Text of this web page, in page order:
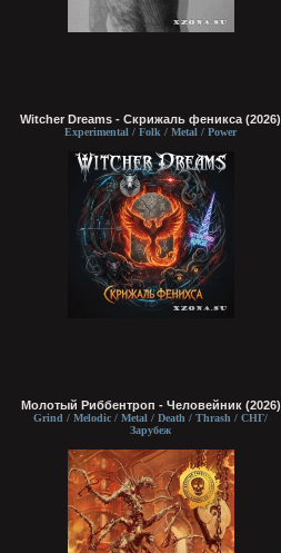
Witcher Dreams - Скрижаль феникса (2026)
Experimental / Folk / Metal / Power
Молотый Риббентроп - Человейник (2026)
Grind / Melodic / Metal / Death / Thrash / СНГ/
Зарубеж